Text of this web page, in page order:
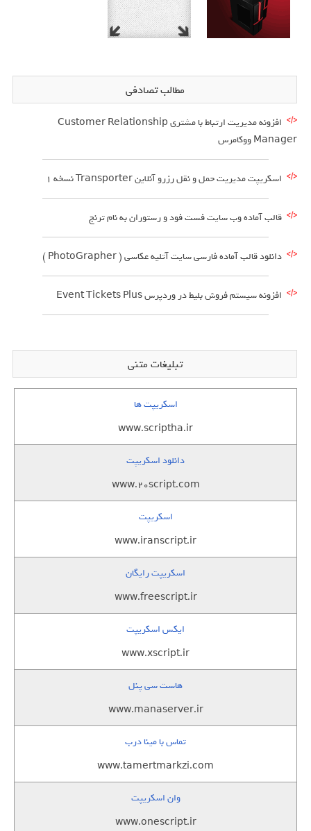
مطالب تصادفی
افزونه مدیریت ارتباط با مشتری Customer Relationship
Manager ووکامرس
اسکریپت مدیریت حمل و نقل رزرو آنلاین Transporter نسخه 1
قالب آماده وب سایت فست فود و رستوران به نام ترنج
دانلود قالب آماده فارسی سایت آتلیه عکاسی ( PhotoGrapher )
افزونه سیستم فروش بلیط در وردپرس Event Tickets Plus
تبلیغات متنی
اسکریپت ها
www.scriptha.ir
دانلود اسکریپت
www.20script.com
اسکریپت
www.iranscript.ir
اسکریپت رایگان
www.freescript.ir
ایکس اسکریپت
www.xscript.ir
هاست سی پنل
www.manaserver.ir
تماس با مینا درب
www.tamertmarkzi.com
وان اسکریپت
www.onescript.ir